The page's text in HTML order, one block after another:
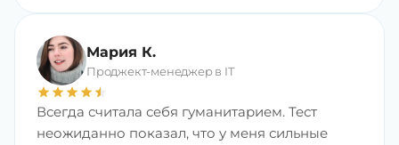
Мария К.
Проджект-менеджер в IT
star star star star star
star
Всегда считала себя гуманитарием. Тест
неожиданно показал, что у меня сильные